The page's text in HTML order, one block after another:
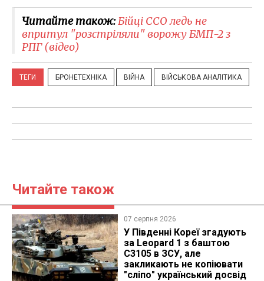
Читайте також:Бійці ССО ледь не
впритул "розстріляли" ворожу БМП-2 з
РПГ (відео)
ТЕГИ БРОНЕТЕХНІКА ВІЙНА ВІЙСЬКОВА АНАЛІТИКА
Читайте також
07 серпня 2026
У Південні Кореї згадують
за Leopard 1 з баштою
C3105 в ЗСУ, але
закликають не копіювати
"сліпо" український досвід